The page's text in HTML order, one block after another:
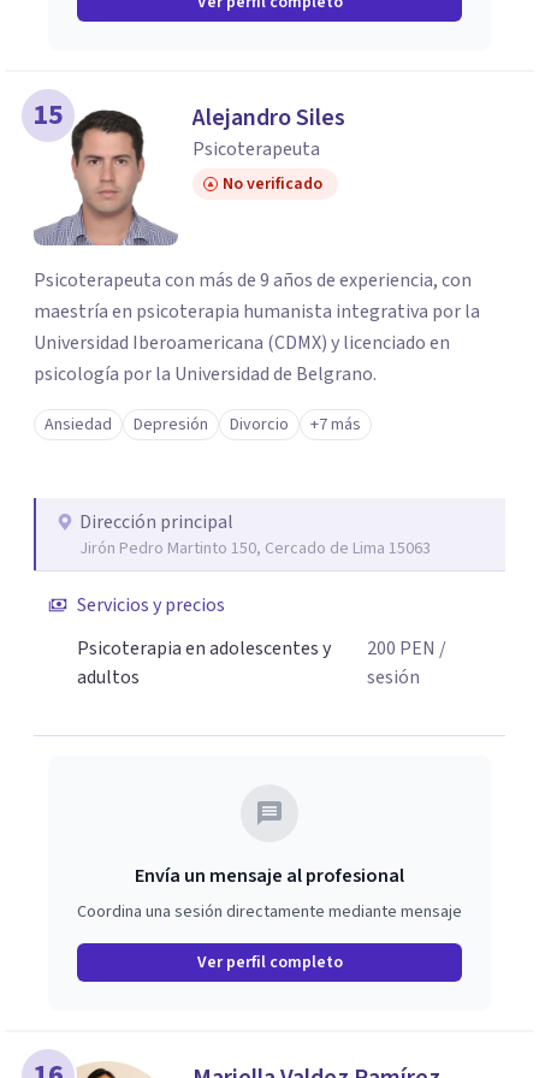
15 Alejandro Siles
Psicoterapeuta
No verificado
Psicoterapeuta con más de 9 años de experiencia, con
maestría en psicoterapia humanista integrativa por la
Universidad Iberoamericana (CDMX) y licenciado en
psicología por la Universidad de Belgrano.
Ansiedad Depresión Divorcio +7 más
Dirección principal
Jirón Pedro Martinto 150, Cercado de Lima 15063
Servicios y precios
Psicoterapia en adolescentes y
adultos
200 PEN /
sesión
Envía un mensaje al profesional
Coordina una sesión directamente mediante mensaje
Ver perfil completo